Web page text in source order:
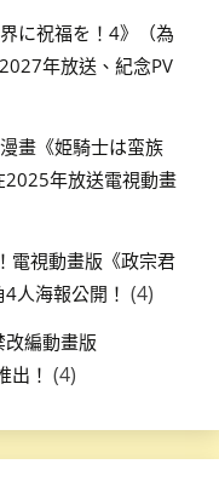
に祝福を！4》（為
年放送、紀念PV
畫《姫騎士は蛮族
2025年放送電視動畫
電視動畫版《政宗君
人海報公開！ (4)
編動畫版
出！ (4)